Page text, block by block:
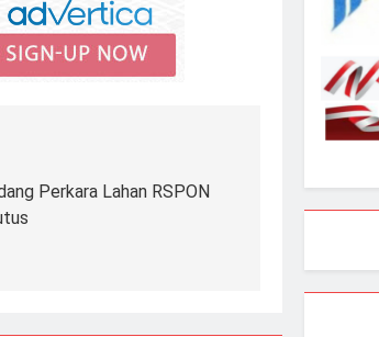
Perkara Lahan RSPON